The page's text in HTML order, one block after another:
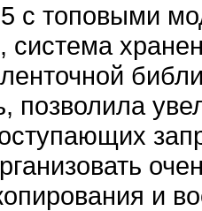
с топовыми
система
позволила
и